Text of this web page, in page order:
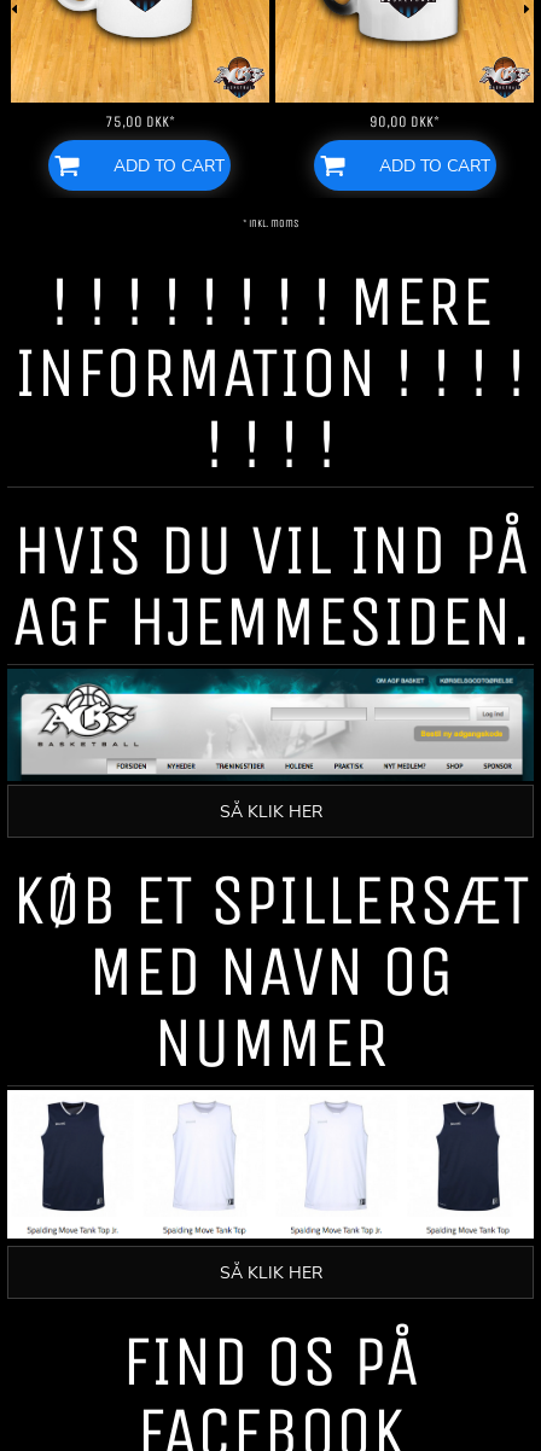
75,00 DKK*
ADD TO CART
90,00 DKK*
ADD TO CART
* inkl. moms
! ! ! ! ! ! ! ! MERE
INFORMATION ! ! ! !
! ! ! !
HVIS DU VIL IND PÅ
AGF HJEMMESIDEN.
SÅ KLIK HER
KØB ET SPILLERSÆT
MED NAVN OG
NUMMER
SÅ KLIK HER
FIND OS PÅ
FACEBOOK